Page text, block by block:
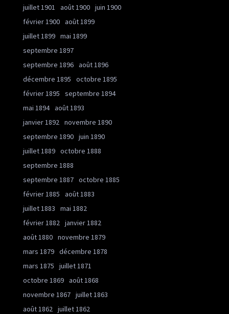
juillet 1901
août 1900 juin 1900
février 1900 août 1899
juillet 1899 mai 1899
septembre 1897
septembre 1896 août 1896
décembre 1895
octobre 1895
février 1895
septembre 1894
mai 1894 août 1893
janvier 1892 novembre 1890
septembre 1890 juin 1890
juillet 1889 octobre 1888
septembre 1888
septembre 1887 octobre 1885
février 1885
août 1883
juillet 1883
mai 1882
février 1882 janvier 1882
août 1880 novembre 1879
mars 1879 décembre 1878
mars 1875
juillet 1871
octobre 1869 août 1868
novembre 1867 juillet 1863
août 1862 juillet 1862